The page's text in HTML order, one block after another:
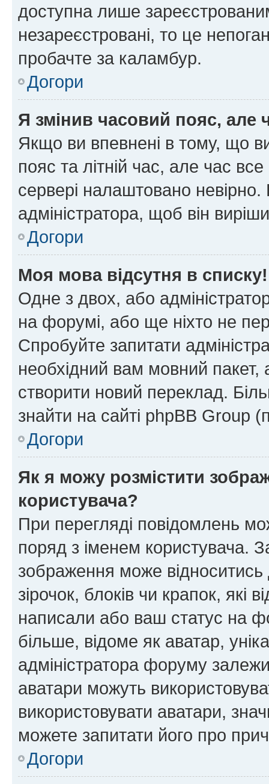
доступна лише
незареєстровані, то це
пробачте за каламбур.
Догори
Я змінив часовий пояс, але
Якщо ви впевнені в тому, що
пояс та літній час, але час
сервері налаштовано
адміністратора, щоб він
Догори
Моя мова відсутня в списку!
Одне з двох, або
на форумі, або ще ніхто не
Спробуйте запитати
необхідний вам мовний
створити новий переклад.
знайти на сайті phpBB Group
Догори
Як я можу розмістити
користувача?
При перегляді повідомлень
поряд з іменем користувача.
зображення може відноситись
зірочок, блоків чи крапок, які
написали або ваш статус на
більше, відоме як аватар,
адміністратора форуму
аватари можуть
використовувати аватари,
можете запитати його про
Догори